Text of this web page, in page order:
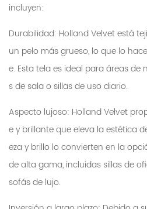
incluyen:
Durabilidad: Holland Velvet está
un pelo más grueso, lo que lo
e. Esta tela es ideal para áreas
s de sala o sillas de uso diario.
Aspecto lujoso: Holland Velvet
e y brillante que eleva la estética
eza y brillo lo convierten en la
de alta gama, incluidas sillas de
sofás de lujo.